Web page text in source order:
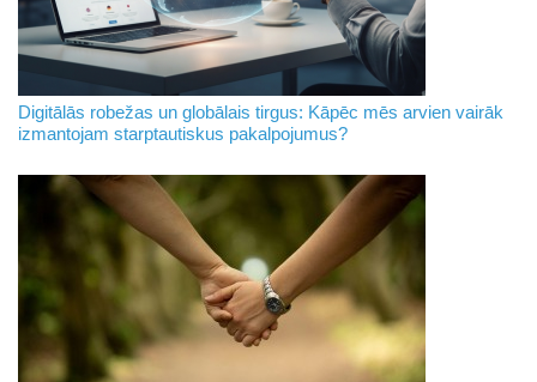
Digitālās robežas un globālais tirgus: Kāpēc mēs arvien vairāk
izmantojam starptautiskus pakalpojumus?